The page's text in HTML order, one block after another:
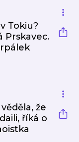
Tokiu?
Prskavec.
že
říká o